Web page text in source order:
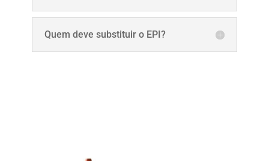
Quem deve substituir o EPI?